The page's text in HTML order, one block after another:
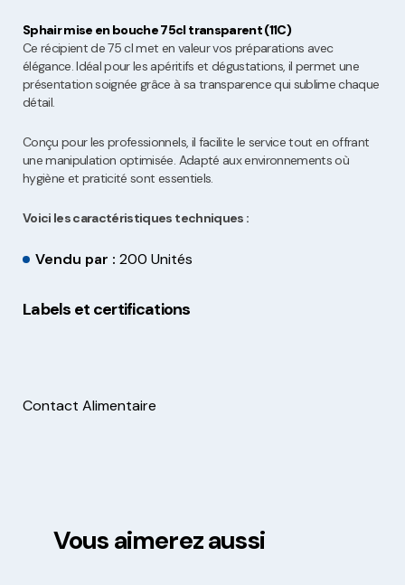
Sphair mise en bouche 75cl transparent (11C)
Ce récipient de 75 cl met en valeur vos préparations avec
élégance. Idéal pour les apéritifs et dégustations, il permet une
présentation soignée grâce à sa transparence qui sublime chaque
détail.
Conçu pour les professionnels, il facilite le service tout en offrant
une manipulation optimisée. Adapté aux environnements où
hygiène et praticité sont essentiels.
Voici les caractéristiques techniques :
Vendu par : 200 Unités
Labels et certifications
Contact Alimentaire
Vous aimerez aussi